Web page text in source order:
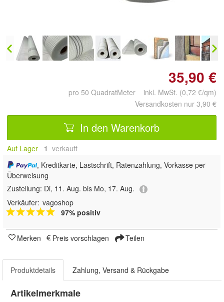
35,90 €
pro 50 QuadratMeter inkl. MwSt. (0,72 €/qm)
Versandkosten nur 3,90 €
In den Warenkorb
Auf Lager 1 verkauft
, Kreditkarte, Lastschrift, Ratenzahlung, Vorkasse per
Überweisung
Zustellung: Di, 11. Aug. bis Mo, 17. Aug.
Verkäufer: vagoshop
97% positiv
Merken Preis vorschlagen Teilen
Produktdetails Zahlung, Versand & Rückgabe
Artikelmerkmale